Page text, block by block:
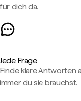
für dich da.
Jede Frage
Finde klare Antworten
immer du sie brauchst.